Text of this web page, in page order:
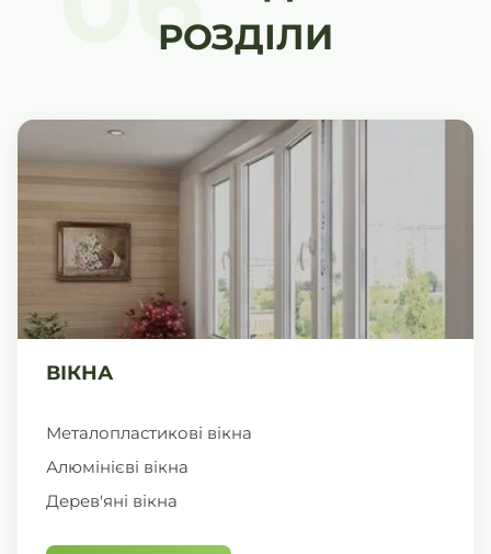
РОЗДІЛИ
ВІКНА
Металопластикові вікна
Алюмінієві вікна
Дерев'яні вікна